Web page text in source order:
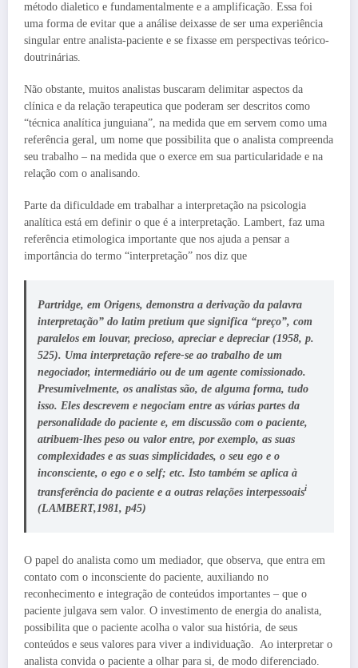
método dialetico e fundamentalmente e a amplificação. Essa foi
uma forma de evitar que a análise deixasse de ser uma experiência
singular entre analista-paciente e se fixasse em perspectivas teórico-
doutrinárias.
Não obstante, muitos analistas buscaram delimitar aspectos da
clínica e da relação terapeutica que poderam ser descritos como
“técnica analítica junguiana”, na medida que em servem como uma
referência geral, um nome que possibilita que o analista compreenda
seu trabalho – na medida que o exerce em sua particularidade e na
relação com o analisando.
Parte da dificuldade em trabalhar a interpretação na psicologia
analítica está em definir o que é a interpretação. Lambert, faz uma
referência etimologica importante que nos ajuda a pensar a
importância do termo “interpretação” nos diz que
Partridge, em Origens, demonstra a derivação da palavra
interpretação” do latim pretiumque significa “preço”, com
paralelos em louvar, precioso, apreciar e depreciar (1958, p.
525). Uma interpretação refere-se ao trabalho de um
negociador, intermediário ou de um agente comissionado.
Presumivelmente, os analistas são, de alguma forma, tudo
isso. Eles descrevem e negociam entre as várias partes da
personalidade do paciente e, em discussão com o paciente,
atribuem-lhes peso ou valor entre, por exemplo, as suas
complexidades e as suas simplicidades, o seu ego e o
inconsciente, o ego e o self; etc. Isto também se aplica à
transferência do paciente e a outras relações interpessoaisi
(LAMBERT,1981, p45)
O papel do analista como um mediador, que observa, que entra em
contato com o inconsciente do paciente, auxiliando no
reconhecimento e integração de conteúdos importantes – que o
paciente julgava sem valor. O investimento de energia do analista,
possibilita que o paciente acolha o valor sua história, de seus
conteúdos e seus valores para viver a individuação. Ao interpretar o
analista convida o paciente a olhar para si, de modo diferenciado.